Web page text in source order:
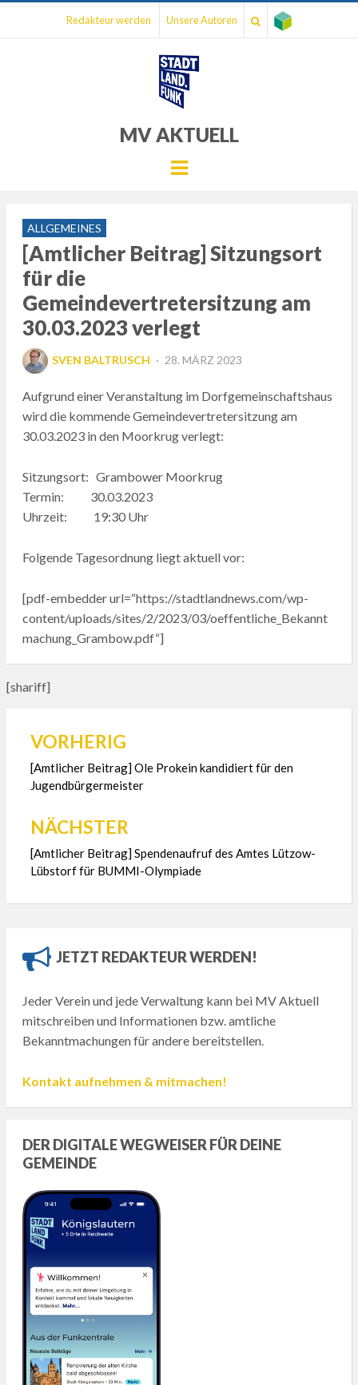
Redakteur werden Unsere Autoren
MV AKTUELL
Menu
ALLGEMEINES
[Amtlicher Beitrag] Sitzungsort
für die
Gemeindevertretersitzung am
30.03.2023 verlegt
SVEN BALTRUSCH
POSTED
28. MÄRZ 2023
Aufgrund einer Veranstaltung im Dorfgemeinschaftshaus
wird die kommende Gemeindevertretersitzung am
30.03.2023 in den Moorkrug verlegt:
Sitzungsort: Grambower Moorkrug
Termin: 30.03.2023
Uhrzeit: 19:30 Uhr
Folgende Tagesordnung liegt aktuell vor:
[pdf-embedder url=“https://stadtlandnews.com/wp-
content/uploads/sites/2/2023/03/oeffentliche_Bekannt
machung_Grambow.pdf“]
[shariff]
Beitragsnavigation
VORHERIG
[Amtlicher Beitrag] Ole Prokein kandidiert für den
Jugendbürgermeister
NÄCHSTER
[Amtlicher Beitrag] Spendenaufruf des Amtes Lützow-
Lübstorf für BUMMI-Olympiade
JETZT REDAKTEUR WERDEN!
Jeder Verein und jede Verwaltung kann bei MV Aktuell
mitschreiben und Informationen bzw. amtliche
Bekanntmachungen für andere bereitstellen.
Kontakt aufnehmen & mitmachen!
DER DIGITALE WEGWEISER FÜR DEINE
GEMEINDE